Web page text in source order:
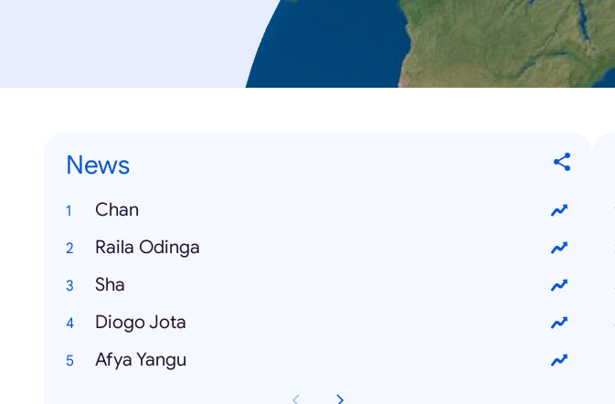
News
Chan
Raila Odinga
Sha
Diogo Jota
Afya Yangu